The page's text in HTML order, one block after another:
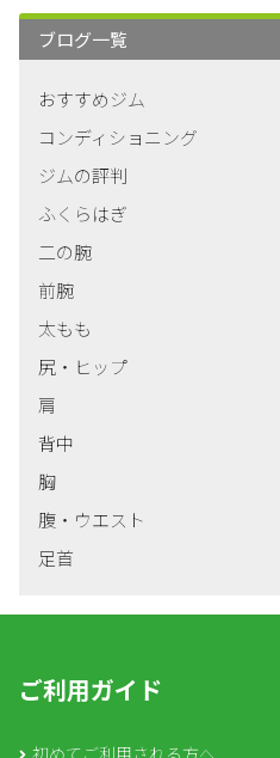
ブログ一覧
おすすめジム
コンディショニング
ジムの評判
ふくらはぎ
二の腕
前腕
太もも
尻・ヒップ
肩
背中
胸
腹・ウエスト
足首
ご利用ガイド
初めてご利用される方へ